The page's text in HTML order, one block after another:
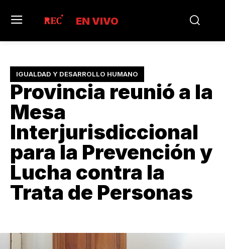
EN VIVO
IGUALDAD Y DESARROLLO HUMANO
Provincia reunió a la
Mesa
Interjurisdiccional
para la Prevención y
Lucha contra la
Trata de Personas